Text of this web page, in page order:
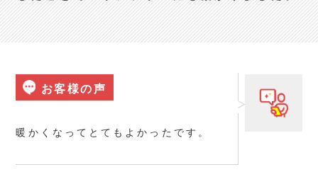
お客様の声
暖かくなってとてもよかったです。